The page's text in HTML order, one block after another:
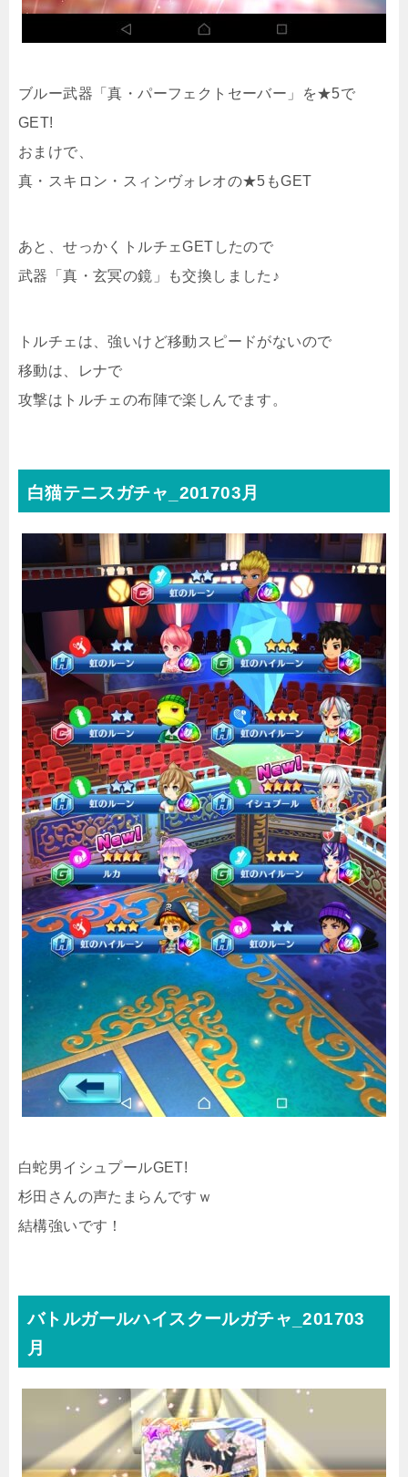
ブルー武器「真・パーフェクトセーバー」を★5で
GET!
おまけで、
真・スキロン・スィンヴォレオの★5もGET
あと、せっかくトルチェGETしたので
武器「真・玄冥の鏡」も交換しました♪
トルチェは、強いけど移動スピードがないので
移動は、レナで
攻撃はトルチェの布陣で楽しんでます。
白猫テニスガチャ_201703月
白蛇男イシュプールGET!
杉田さんの声たまらんですｗ
結構強いです！
バトルガールハイスクールガチャ_201703
月